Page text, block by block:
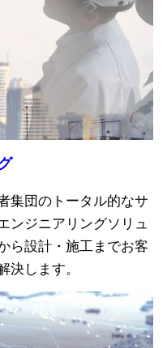
集団のトータル的なサ
ンジニアリングソリュ
ら設計・施工までお客
決します。